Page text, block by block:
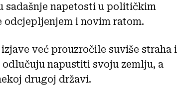
sadašnje napetosti u političkim
i novim ratom.
već prouzročile suviše straha i
napustiti svoju zemlju, a
drugoj državi.